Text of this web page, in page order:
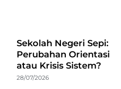
Sekolah Negeri Sepi:
Perubahan Orientasi
atau Krisis Sistem?
28/07/2026